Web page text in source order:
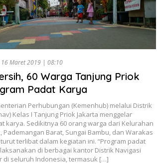
16 Maret 2019 | 08:10
60 Warga Tanjung Priok
Padat Karya
Perhubungan (Kemenhub) melalui Distrik
Kelas I Tanjung Priok Jakarta menggelar
karya. Sedikitnya 60 orang warga dari Kelurahan
Pademangan Barat, Sungai Bambu, dan Warakas
terlibat dalam kegiatan ini. “Program padat
di berbagai kantor Distrik Navigasi
di seluruh Indonesia, termasuk […]